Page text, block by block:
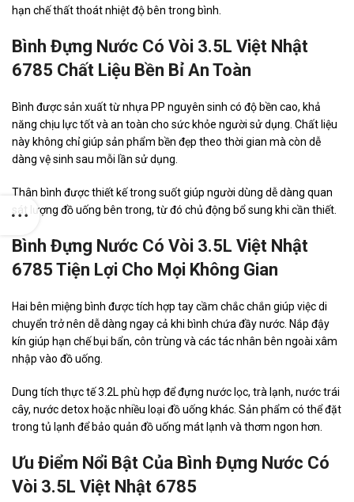
hạn chế thất thoát nhiệt độ bên trong bình.
Bình Đựng Nước Có Vòi 3.5L Việt Nhật
6785 Chất Liệu Bền Bỉ An Toàn
Bình được sản xuất từ nhựa PP nguyên sinh có độ bền cao, khả
năng chịu lực tốt và an toàn cho sức khỏe người sử dụng. Chất liệu
này không chỉ giúp sản phẩm bền đẹp theo thời gian mà còn dễ
dàng vệ sinh sau mỗi lần sử dụng.
Thân bình được thiết kế trong suốt giúp người dùng dễ dàng quan
sát lượng đồ uống bên trong, từ đó chủ động bổ sung khi cần thiết.
Bình Đựng Nước Có Vòi 3.5L Việt Nhật
6785 Tiện Lợi Cho Mọi Không Gian
Hai bên miệng bình được tích hợp tay cầm chắc chắn giúp việc di
chuyển trở nên dễ dàng ngay cả khi bình chứa đầy nước. Nắp đậy
kín giúp hạn chế bụi bẩn, côn trùng và các tác nhân bên ngoài xâm
nhập vào đồ uống.
Dung tích thực tế 3.2L phù hợp để đựng nước lọc, trà lạnh, nước trái
cây, nước detox hoặc nhiều loại đồ uống khác. Sản phẩm có thể đặt
trong tủ lạnh để bảo quản đồ uống mát lạnh và thơm ngon hơn.
Ưu Điểm Nổi Bật Của Bình Đựng Nước Có
Vòi 3.5L Việt Nhật 6785